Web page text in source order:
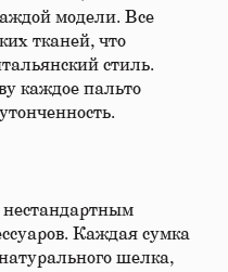
модели. Все
тканей, что
стиль.
каждое пальто
нестандартным
Каждая сумка
шелка,